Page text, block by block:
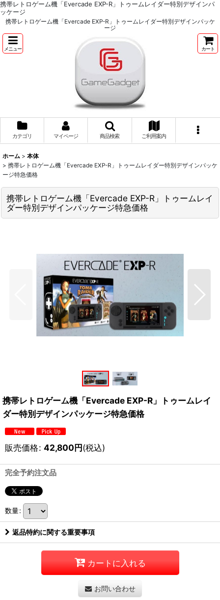
携帯レトロゲーム機「Evercade EXP-R」トゥームレイダー特別デザインパ
ッケージ
携帯レトロゲーム機「Evercade EXP-R」トゥームレイダー特別デザインパッケ
ージ
メニュー カート
カテゴリ マイページ 商品検索 ご利用案内
ホーム > 本体
> 携帯レトロゲーム機「Evercade EXP-R」トゥームレイダー特別デザインパッケ
ージ特急価格
携帯レトロゲーム機「Evercade EXP-R」トゥームレイ
ダー特別デザインパッケージ特急価格
携帯レトロゲーム機「Evercade EXP-R」トゥームレイ
ダー特別デザインパッケージ特急価格
販売価格: 42,800円(税込)
完全予約注文品
数量:
返品特約に関する重要事項
カートに入れる
お問い合わせ